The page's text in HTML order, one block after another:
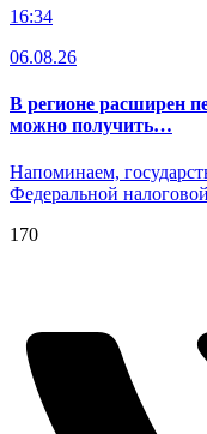
16:34
06.08.26
В регионе расширен
можно получить…
Напоминаем,
Федеральной
170